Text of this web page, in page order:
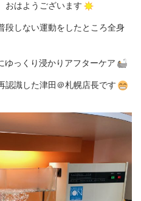
おはようございます
段しない運動をしたところ全身
ゆっくり浸かりアフターケア
認識した津田＠札幌店長です